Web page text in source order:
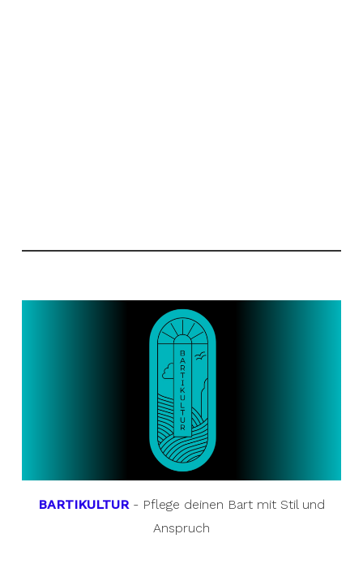
BARTIKULTUR- Pflege deinen Bart mit Stil und
Anspruch